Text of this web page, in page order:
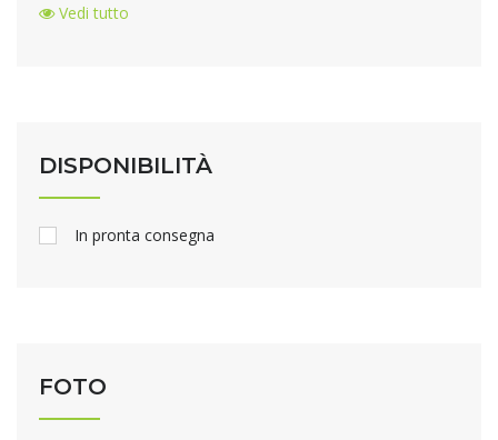
Vedi tutto
DISPONIBILITÀ
In pronta consegna
FOTO